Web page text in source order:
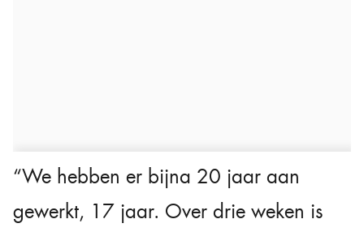
“We hebben er bijna 20 jaar aan
gewerkt, 17 jaar. Over drie weken is